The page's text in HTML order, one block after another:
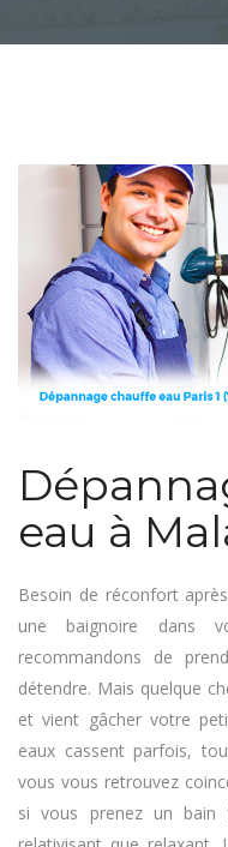
eau à
Besoin de réconfort
une baignoire dans
recommandons de
détendre. Mais quelque
et vient gâcher votre
eaux cassent parfois,
vous vous retrouvez
si vous prenez un bain